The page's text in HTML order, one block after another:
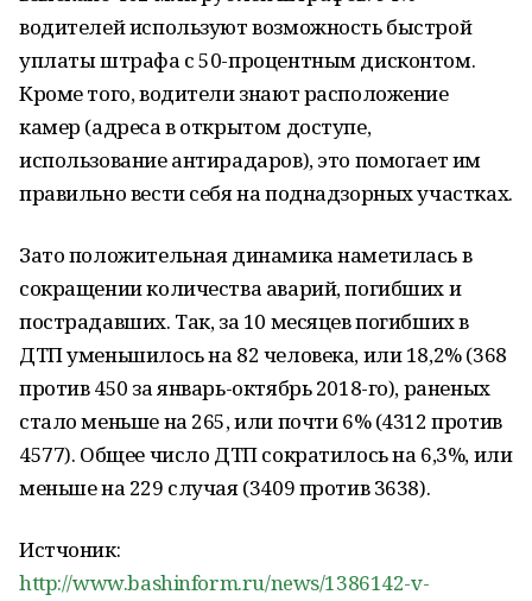
водителей используют возможность быстрой
уплаты штрафа с 50-процентным дисконтом.
Кроме того, водители знают расположение
камер (адреса в открытом доступе,
использование антирадаров), это помогает им
правильно вести себя на поднадзорных участках.
Зато положительная динамика наметилась в
сокращении количества аварий, погибших и
пострадавших. Так, за 10 месяцев погибших в
ДТП уменьшилось на 82 человека, или 18,2% (368
против 450 за январь-октябрь 2018-го), раненых
стало меньше на 265, или почти 6% (4312 против
4577). Общее число ДТП сократилось на 6,3%, или
меньше на 229 случая (3409 против 3638).
Истчоник:
http://www.bashinform.ru/news/1386142-v-